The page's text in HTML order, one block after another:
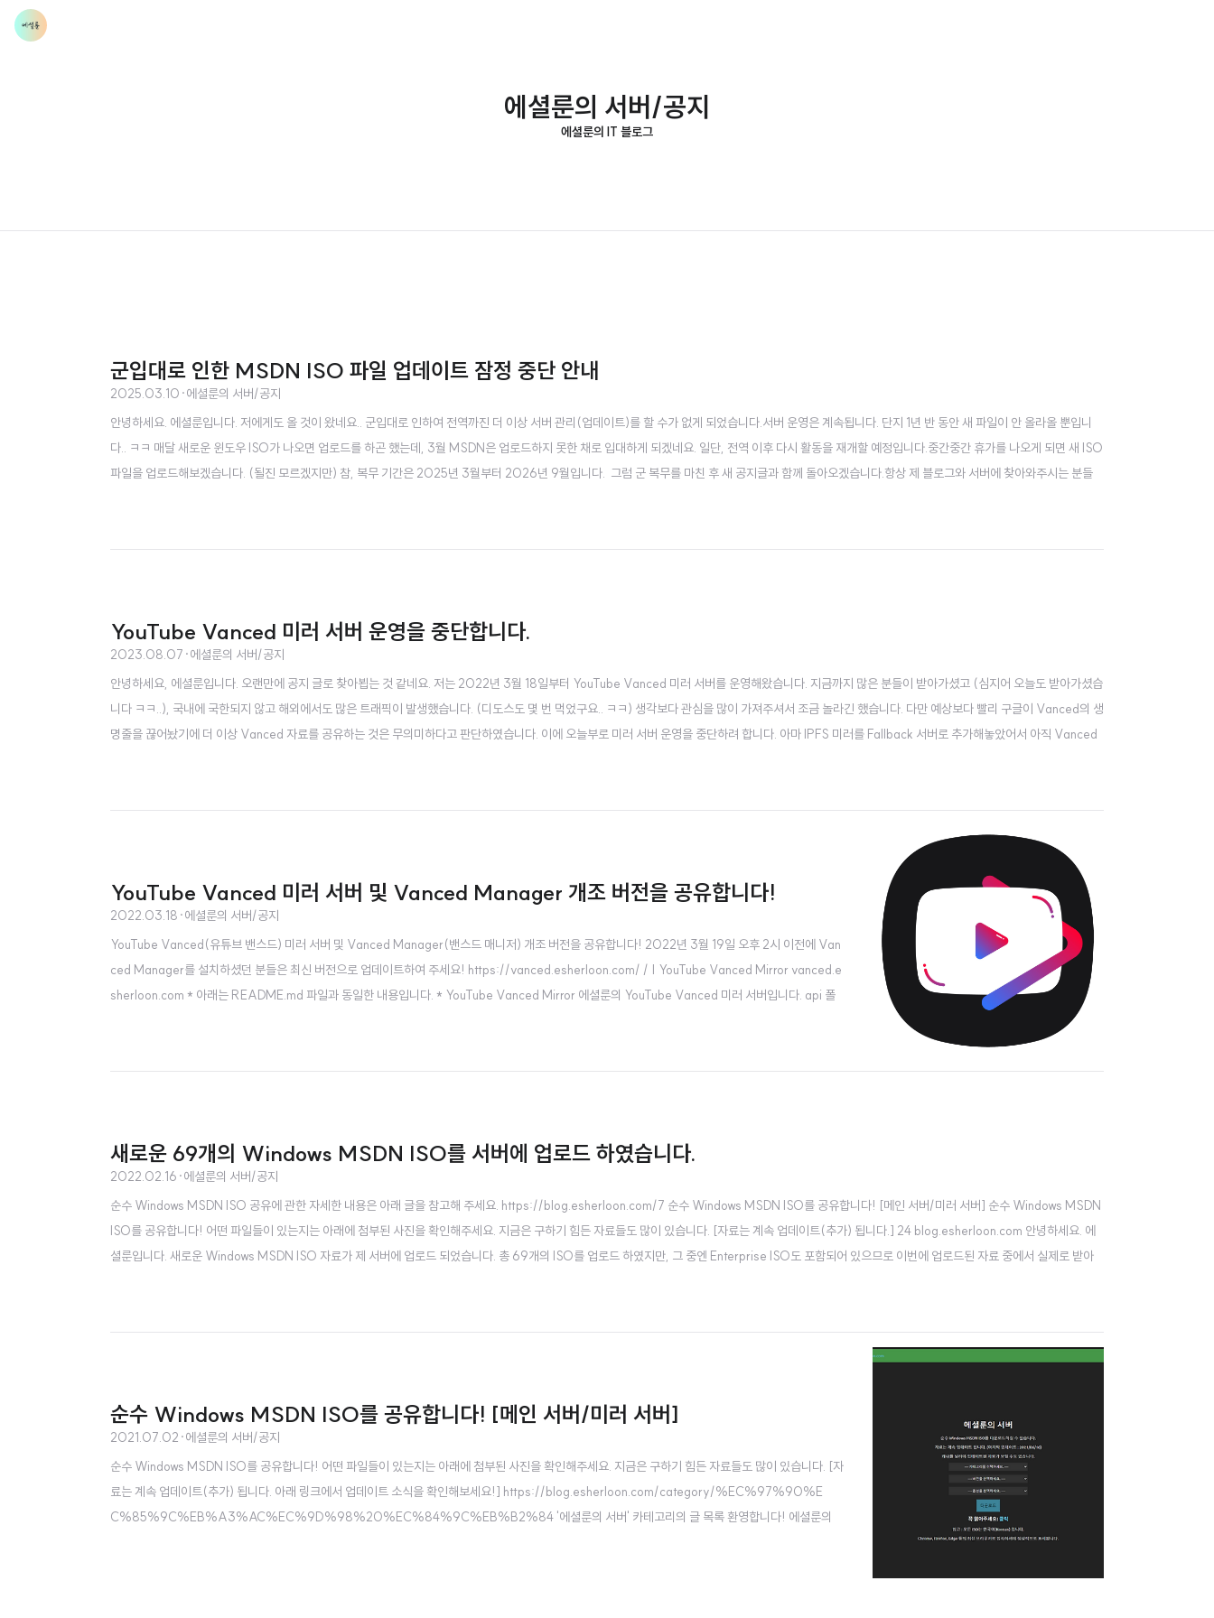
에셜룬의 서버/공지
에셜룬의 IT 블로그
군입대로 인한 MSDN ISO 파일 업데이트 잠정 중단 안내
2025.03.10 ·에셜룬의 서버/공지
안녕하세요. 에셜룬입니다. 저에게도 올 것이 왔네요.. 군입대로 인하여 전역까진 더 이상 서버 관리(업데이트)를 할 수가 없게 되었습니다.서버 운영은 계속됩니다. 단지 1년 반 동안 새 파일이 안 올라올 뿐입니
다.. ㅋㅋ 매달 새로운 윈도우 ISO가 나오면 업로드를 하곤 했는데, 3월 MSDN은 업로드하지 못한 채로 입대하게 되겠네요. 일단, 전역 이후 다시 활동을 재개할 예정입니다.중간중간 휴가를 나오게 되면 새 ISO
파일을 업로드해보겠습니다. (될진 모르겠지만) 참, 복무 기간은 2025년 3월부터 2026년 9월입니다. 그럼 군 복무를 마친 후 새 공지글과 함께 돌아오겠습니다.항상 제 블로그와 서버에 찾아와주시는 분들
YouTube Vanced 미러 서버 운영을 중단합니다.
2023.08.07 ·에셜룬의 서버/공지
안녕하세요, 에셜룬입니다. 오랜만에 공지 글로 찾아뵙는 것 같네요. 저는 2022년 3월 18일부터 YouTube Vanced 미러 서버를 운영해왔습니다. 지금까지 많은 분들이 받아가셨고 (심지어 오늘도 받아가셨습
니다 ㅋㅋ..), 국내에 국한되지 않고 해외에서도 많은 트래픽이 발생했습니다. (디도스도 몇 번 먹었구요.. ㅋㅋ) 생각보다 관심을 많이 가져주셔서 조금 놀라긴 했습니다. 다만 예상보다 빨리 구글이 Vanced의 생
명줄을 끊어놨기에 더 이상 Vanced 자료를 공유하는 것은 무의미하다고 판단하였습니다. 이에 오늘부로 미러 서버 운영을 중단하려 합니다. 아마 IPFS 미러를 Fallback 서버로 추가해놓았어서 아직 Vanced
YouTube Vanced 미러 서버 및 Vanced Manager 개조 버전을 공유합니다!
2022.03.18 ·에셜룬의 서버/공지
YouTube Vanced(유튜브 밴스드) 미러 서버 및 Vanced Manager(밴스드 매니저) 개조 버전을 공유합니다! 2022년 3월 19일 오후 2시 이전에 Van
ced Manager를 설치하셨던 분들은 최신 버전으로 업데이트하여 주세요! https://vanced.esherloon.com/ / | YouTube Vanced Mirror vanced.e
sherloon.com * 아래는 README.md 파일과 동일한 내용입니다. * YouTube Vanced Mirror 에셜룬의 YouTube Vanced 미러 서버입니다. api 폴
새로운 69개의 Windows MSDN ISO를 서버에 업로드 하였습니다.
2022.02.16 ·에셜룬의 서버/공지
순수 Windows MSDN ISO 공유에 관한 자세한 내용은 아래 글을 참고해 주세요. https://blog.esherloon.com/7 순수 Windows MSDN ISO를 공유합니다! [메인 서버/미러 서버] 순수 Windows MSDN
ISO를 공유합니다! 어떤 파일들이 있는지는 아래에 첨부된 사진을 확인해주세요. 지금은 구하기 힘든 자료들도 많이 있습니다. [자료는 계속 업데이트(추가) 됩니다.] 24 blog.esherloon.com 안녕하세요. 에
셜룬입니다. 새로운 Windows MSDN ISO 자료가 제 서버에 업로드 되었습니다. 총 69개의 ISO를 업로드 하였지만, 그 중엔 Enterprise ISO도 포함되어 있으므로 이번에 업로드된 자료 중에서 실제로 받아
순수 Windows MSDN ISO를 공유합니다! [메인 서버/미러 서버]
2021.07.02 ·에셜룬의 서버/공지
순수 Windows MSDN ISO를 공유합니다! 어떤 파일들이 있는지는 아래에 첨부된 사진을 확인해주세요. 지금은 구하기 힘든 자료들도 많이 있습니다. [자
료는 계속 업데이트(추가) 됩니다. 아래 링크에서 업데이트 소식을 확인해보세요!] https://blog.esherloon.com/category/%EC%97%90%E
C%85%9C%EB%A3%AC%EC%9D%98%20%EC%84%9C%EB%B2%84 '에셜룬의 서버' 카테고리의 글 목록 환영합니다! 에셜룬의